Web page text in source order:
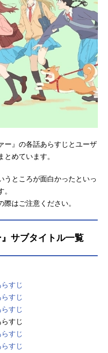
ー』の各話あらすじとユーザ
めています。
うところが面白かったといっ
はご注意ください。
』サブタイトル一覧
すじ
すじ
すじ
すじ
すじ
すじ